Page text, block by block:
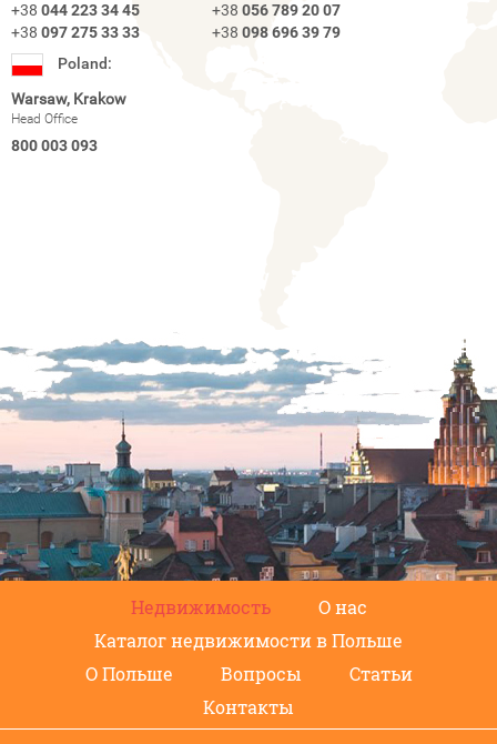
+38 044 223 34 45
+38 097 275 33 33
+38 056 789 20 07
+38 098 696 39 79
Poland:
Warsaw, Krakow
Head Office
800 003 093
Недвижимость
О нас
Каталог недвижимости в Польше
О Польше
Вопросы
Статьи
Контакты